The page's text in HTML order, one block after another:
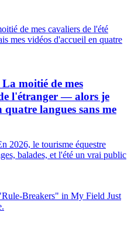
moitié de mes
l'étranger — alors je
quatre langues sans me
2026, le tourisme équestre
balades, et l'été un vrai public